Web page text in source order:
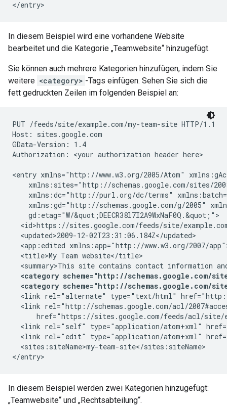
In diesem Beispiel wird eine vorhandene Website
bearbeitet und die Kategorie „Teamwebsite“ hinzugefügt.
Sie können auch mehrere Kategorien hinzufügen, indem Sie
weitere <category> -Tags einfügen. Sehen Sie sich die
fett gedruckten Zeilen im folgenden Beispiel an:
PUT /feeds/site/example.com/my-team-site HTTP/1.1
Host: sites.google.com
GData-Version: 1.4
Authorization: <your authorization header here>
<entry xmlns="http://www.w3.org/2005/Atom"
xmlns:sites="http://schemas.google.com/sites/
xmlns:dc="http://purl.org/dc/terms"
xmlns:gd="http://schemas.google.com/g/2005"
    gd:etag="W/&quot;DEECR38l7I2A9WxNaF0Q.&quot;">
  <id>https://sites.google.com/feeds/site/
  <updated>2009-12-02T23:31:06.184Z</updated>
<app:edited xmlns:app="http://www.w3.org/2007/
  <title>My Team website</title>
<summary>This site contains contact information
<category scheme="http://schemas.google.com/
<category scheme="http://schemas.google.com/
<link rel="alternate" type="text/html"
<link rel="http://schemas.google.com/acl/
      href="https://sites.google.com/feeds/acl/site/
<link rel="self" type="application/atom+xml"
<link rel="edit" type="application/atom+xml"
  <sites:siteName>
my-team-site</sites:siteName>
In diesem Beispiel werden zwei Kategorien hinzugefügt:
„Teamwebsite“ und „Rechtsabteilung“.